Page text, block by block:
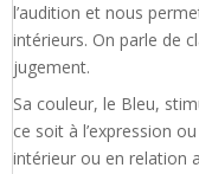
l’audition et nous
intérieurs. On parle de
jugement.
Sa couleur, le Bleu,
ce soit à l’expression
intérieur ou en relation